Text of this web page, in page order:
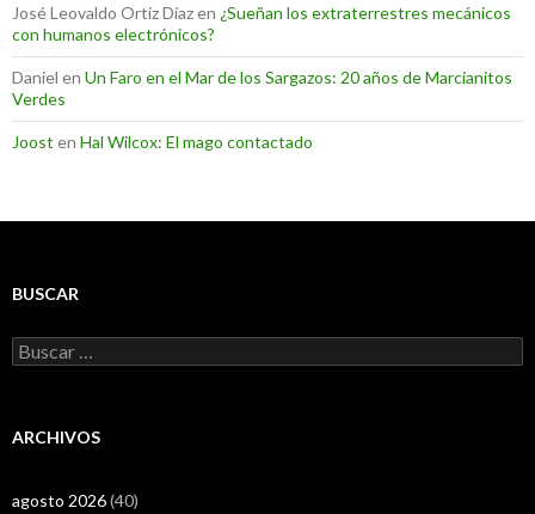
José Leovaldo Ortiz Díazen ¿Sueñan los extraterrestres mecánicos
con humanos electrónicos?
Daniel en Un Faro en el Mar de los Sargazos: 20 años de Marcianitos
Verdes
Joost en Hal Wilcox: El mago contactado
BUSCAR
Buscar:
ARCHIVOS
agosto 2026(40)